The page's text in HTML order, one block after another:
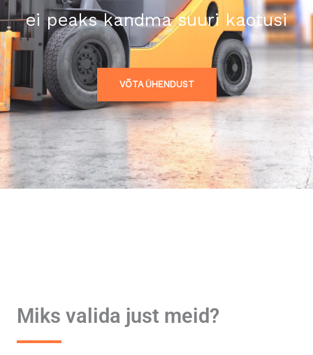
ei peaks kandma suuri kaotusi
VÕTA ÜHENDUST
Miks valida just meid?